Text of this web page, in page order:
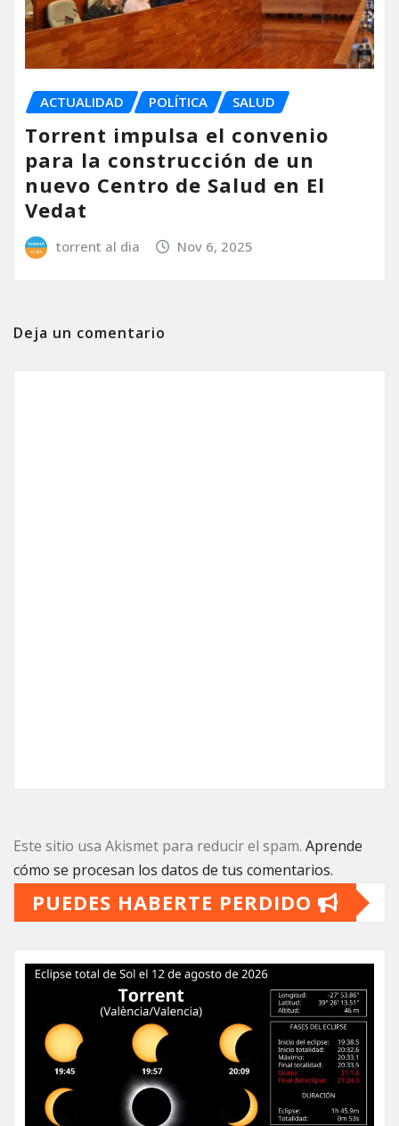
ACTUALIDAD POLÍTICA SALUD
Torrent impulsa el convenio
para la construcción de un
nuevo Centro de Salud en El
Vedat
torrent al dia Nov 6, 2025
Deja un comentario
Este sitio usa Akismet para reducir el spam. Aprende
cómo se procesan los datos de tus comentarios.
PUEDES HABERTE PERDIDO